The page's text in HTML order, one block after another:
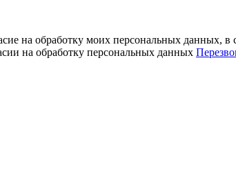
на обработку моих персональных
на обработку персональных данных